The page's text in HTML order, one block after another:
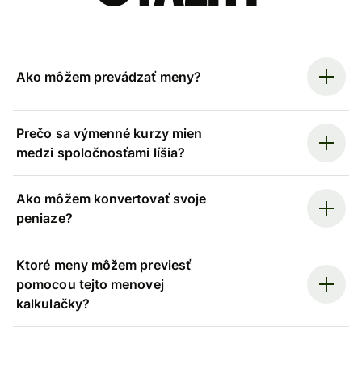
Ako môžem prevádzať meny?
Prečo sa výmenné kurzy mien
medzi spoločnosťami líšia?
Ako môžem konvertovať svoje
peniaze?
Ktoré meny môžem previesť
pomocou tejto menovej
kalkulačky?